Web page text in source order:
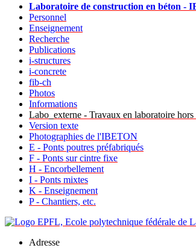
Laboratoire de construction en béton -
Personnel
Enseignement
Recherche
Publications
i-structures
i-concrete
fib-ch
Photos
Informations
Labo_externe - Travaux en laboratoire
Version texte
Photographies de l'IBETON
E - Ponts poutres préfabriqués
F - Ponts sur cintre fixe
H - Encorbellement
I - Ponts mixtes
K - Enseignement
P - Chantiers, etc.
Adresse